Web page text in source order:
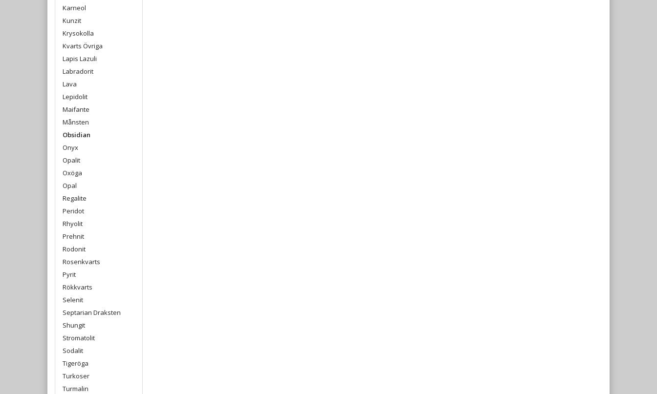
Karneol
Kunzit
Krysokolla
Kvarts Övriga
Lapis Lazuli
Labradorit
Lava
Lepidolit
Maifante
Månsten
Obsidian
Onyx
Opalit
Oxöga
Opal
Regalite
Peridot
Rhyolit
Prehnit
Rodonit
Rosenkvarts
Pyrit
Rökkvarts
Selenit
Septarian Draksten
Shungit
Stromatolit
Sodalit
Tigeröga
Turkoser
Turmalin